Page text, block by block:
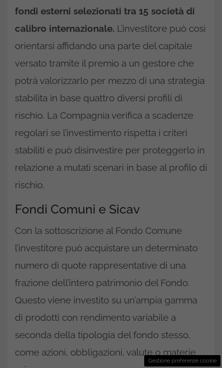
fondi esterni selezionati tra 15 società di
calibro internazionale. L’investitore può così
orientarsi affidando una parte del capitale
versato tramite il premio a un gestore che
potrà valorizzarlo per mezzo di una strategia
stabilita in base quattro diversi profili di
rischio. La Compagnia verifica a scadenze
regolari se l’investimento rispetta i criteri
stabiliti e può disinvestire per proteggerlo in
relazione a mutati scenari in base al profilo di
rischio.
Fondi Comuni e Sicav
Con la sottoscrizione al Fondo Comune
l’investitore può acquistare un determinato
numero di quote rappresentative di una
frazione dell’intero patrimonio del Fondo.
Questo viene investito su un’ampia gamma
di prodotti con rendimento variabile a
seconda della tipologia del fondo stesso,
come azioni, obbligazioni, valute o materie
Gestione preferenze cookie